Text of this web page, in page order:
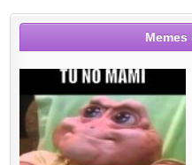
Memes